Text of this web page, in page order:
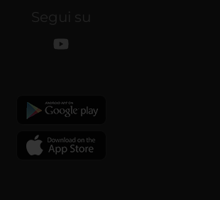
Segui su